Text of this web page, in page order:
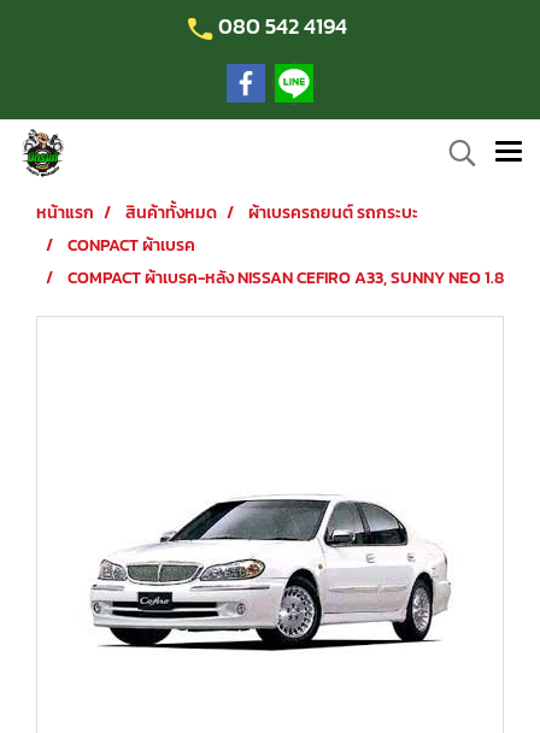
080 542 4194
หน้าแรก สินค้าทั้งหมด
ผ้าเบรครถยนต์ รถกระบะ
CONPACT ผ้าเบรค
COMPACT ผ้าเบรค-หลัง NISSAN CEFIRO A33, SUNNY NEO 1.8